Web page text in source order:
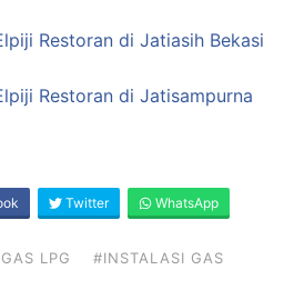
Restoran di Jatiasih Bekasi
Restoran di Jatisampurna
Twitter WhatsApp
LPG
#INSTALASI GAS